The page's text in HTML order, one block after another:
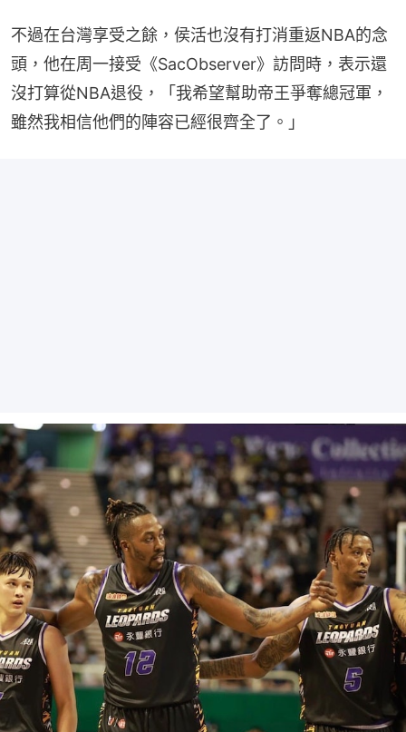
不過在台灣享受之餘，侯活也沒有打消重返NBA的念
頭，他在周一接受《SacObserver》訪問時，表示還
沒打算從NBA退役，「我希望幫助帝王爭奪總冠軍，
雖然我相信他們的陣容已經很齊全了。」